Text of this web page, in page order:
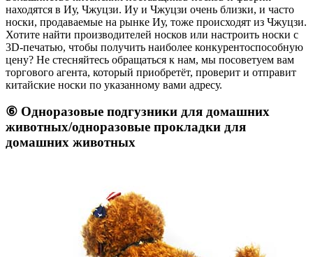
находятся в Иу, Чжуцзи. Иу и Чжуцзи очень близки, и часто
носки, продаваемые на рынке Иу, тоже происходят из Чжуцзи.
Хотите найти производителей носков или настроить носки с
3D-печатью, чтобы получить наиболее конкурентоспособную
цену? Не стесняйтесь обращаться к нам, мы посоветуем вам
торгового агента, который приобретёт, проверит и отправит
китайские носки по указанному вами адресу.
⑥ Одноразовые подгузники для домашних
животных/одноразовые прокладки для
домашних животных